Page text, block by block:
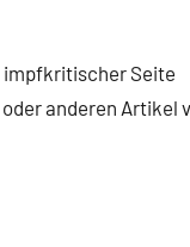
impfkritischer Seite
anderen Artikel